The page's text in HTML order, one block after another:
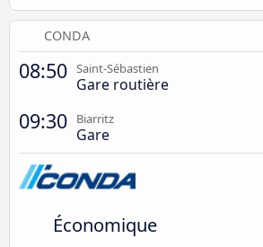
CONDA
08:50 Saint-Sébastien
Gare routière
09:30 Biarritz
Gare
Économique